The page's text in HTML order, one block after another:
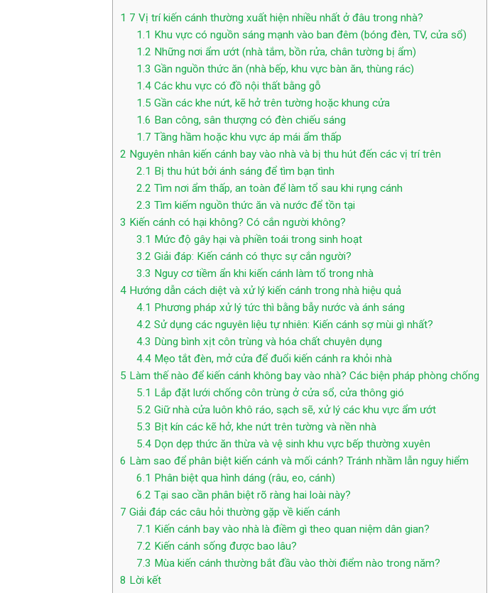
1 7 Vị trí kiến cánh thường xuất hiện nhiều nhất ở đâu trong nhà?
1.1 Khu vực có nguồn sáng mạnh vào ban đêm (bóng đèn, TV, cửa sổ)
1.2 Những nơi ẩm ướt (nhà tắm, bồn rửa, chân tường bị ẩm)
1.3 Gần nguồn thức ăn (nhà bếp, khu vực bàn ăn, thùng rác)
1.4Các khu vực có đồ nội thất bằng gỗ
1.5 Gần các khe nứt, kẽ hở trên tường hoặc khung cửa
1.6 Ban công, sân thượng có đèn chiếu sáng
1.7 Tầng hầm hoặc khu vực áp mái ẩm thấp
2 Nguyên nhân kiến cánh bay vào nhà và bị thu hút đến các vị trí trên
2.1 Bị thu hút bởi ánh sáng để tìm bạn tình
2.2 Tìm nơi ẩm thấp, an toàn để làm tổ sau khi rụng cánh
2.3 Tìm kiếm nguồn thức ăn và nước để tồn tại
3 Kiến cánh có hại không? Có cắn người không?
3.1 Mức độ gây hại và phiền toái trong sinh hoạt
3.2 Giải đáp: Kiến cánh có thực sự cắn người?
3.3 Nguy cơ tiềm ẩn khi kiến cánh làm tổ trong nhà
4Hướng dẫn cách diệt và xử lý kiến cánh trong nhà hiệu quả
4.1 Phương pháp xử lý tức thì bằng bẫy nước và ánh sáng
4.2 Sử dụng các nguyên liệu tự nhiên: Kiến cánh sợ mùi gì nhất?
4.3 Dùng bình xịt côn trùng và hóa chất chuyên dụng
4.4Mẹo tắt đèn, mở cửa để đuổi kiến cánh ra khỏi nhà
5 Làm thế nào để kiến cánh không bay vào nhà? Các biện pháp phòng chống
5.1 Lắp đặt lưới chống côn trùng ở cửa sổ, cửa thông gió
5.2 Giữ nhà cửa luôn khô ráo, sạch sẽ, xử lý các khu vực ẩm ướt
5.3 Bịt kín các kẽ hở, khe nứt trên tường và nền nhà
5.4Dọn dẹp thức ăn thừa và vệ sinh khu vực bếp thường xuyên
6 Làm sao để phân biệt kiến cánh và mối cánh? Tránh nhầm lẫn nguy hiểm
6.1 Phân biệt qua hình dáng (râu, eo, cánh)
6.2 Tại sao cần phân biệt rõ ràng hai loài này?
7 Giải đáp các câu hỏi thường gặp về kiến cánh
7.1 Kiến cánh bay vào nhà là điềm gì theo quan niệm dân gian?
7.2 Kiến cánh sống được bao lâu?
7.3 Mùa kiến cánh thường bắt đầu vào thời điểm nào trong năm?
8 Lời kết